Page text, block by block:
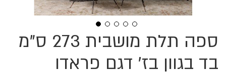
ספה תלת מושבית 273 ס"מ
בד בגוון בז' דגם פראדו
לדלג
להתחלה